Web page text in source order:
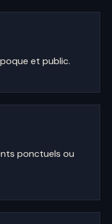
et public.
ponctuels ou